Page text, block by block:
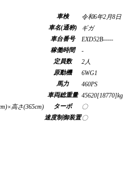
車検
令和6年2月8日
車名(通称)
ギガ
車台番号
EXD52B-----
稼働時間
-
定員数
2人
原動機
6WG1
馬力
460PS
車両総重量 45620[18770]kg
高さ(365cm) ターボ
〇
速度制御装置〇